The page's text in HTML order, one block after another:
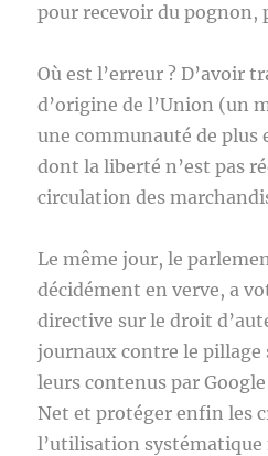
pour recevoir du pognon,
Où est l’erreur ? D’avoir
d’origine de l’Union (un
une communauté de plus
dont la liberté n’est pas
circulation des
Le même jour, le
décidément en verve, a
directive sur le droit
journaux contre le pillage
leurs contenus par
Net et protéger enfin les
l’utilisation systématique